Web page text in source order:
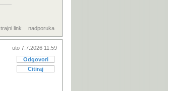
trajni link nadporuka
uto 7.7.2026 11:59
Odgovori
Citiraj